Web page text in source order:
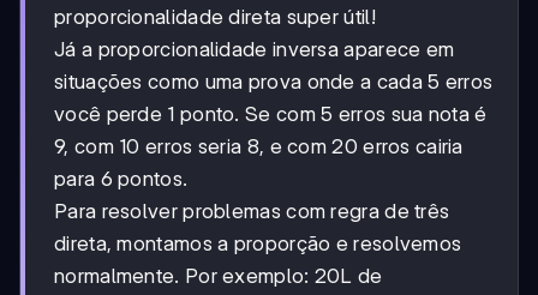
proporcionalidade direta super útil!
Já a proporcionalidade inversa aparece em
situações como uma prova onde a cada 5 erros
você perde 1 ponto. Se com 5 erros sua nota é
9, com 10 erros seria 8, e com 20 erros cairia
para 6 pontos.
Para resolver problemas com regra de três
direta, montamos a proporção e resolvemos
normalmente. Por exemplo: 20L de